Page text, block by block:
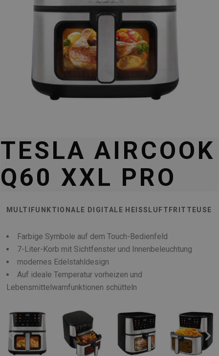
TESLA AIRCOOK
Q60 XXL PRO
MULTIFUNKTIONALE DIGITALE HEISSLUFTFRITTEUSE
Farbige Symbole auf dem Touch-Bedienfeld
7-Liter-Korb mit Sichtfenster und Innenbeleuchtung
modernes Edelstahldesign
Auf ideale Temperatur vorheizen und
Lebensmittelwarnfunktionen schütteln